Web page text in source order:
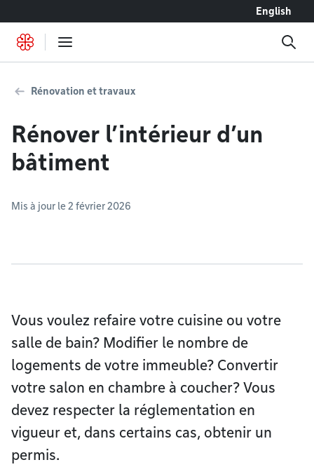
English
Rénovation et travaux
Rénover l’intérieur d’un
bâtiment
Mis à jour le 2 février 2026
Vous voulez refaire votre cuisine ou votre
salle de bain? Modifier le nombre de
logements de votre immeuble? Convertir
votre salon en chambre à coucher? Vous
devez respecter la réglementation en
vigueur et, dans certains cas, obtenir un
permis.